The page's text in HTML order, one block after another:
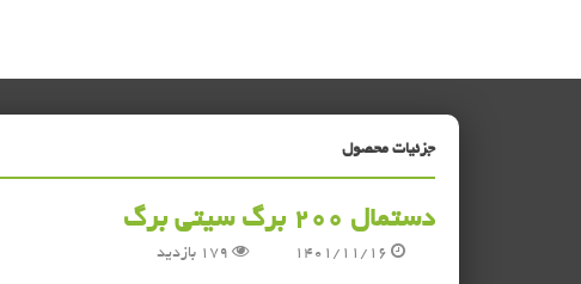
جزئیات محصول
دستمال 200 برگ سیتی برگ
1401/11/16
179 بازدید